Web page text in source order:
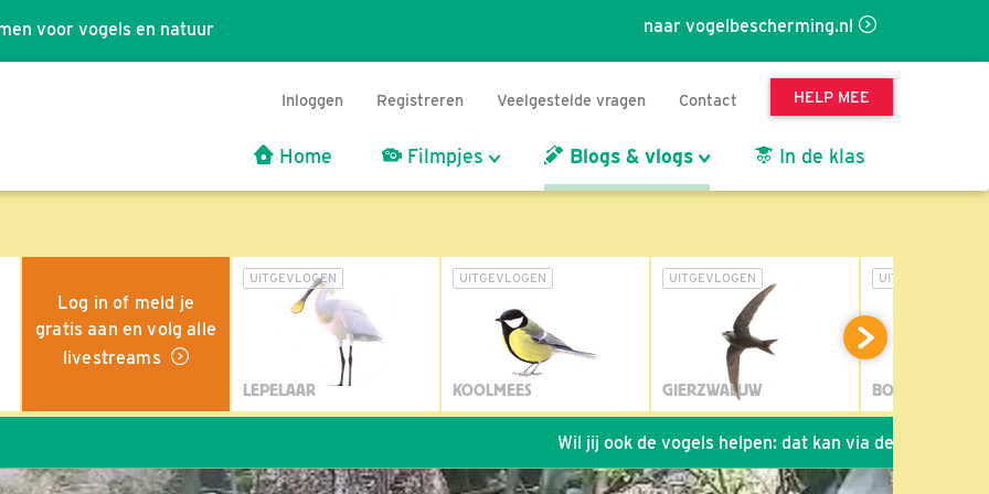
naar vogelbescherming.nl
voor vogels en natuur
Inloggen Registreren Veelgestelde vragen Contact HELP MEE
Home Filmpjes Blogs & vlogs In de klas
Log in of meld je
gratis aan en volg alle
livestreams
UITGEVLOGEN
LEPELAAR
UITGEVLOGEN
KOOLMEES
UITGEVLOGEN
GIERZWALUW
UITGEVLOGEN
BOSUIL
Wil jij ook de vogels helpen: dat kan via de link! *